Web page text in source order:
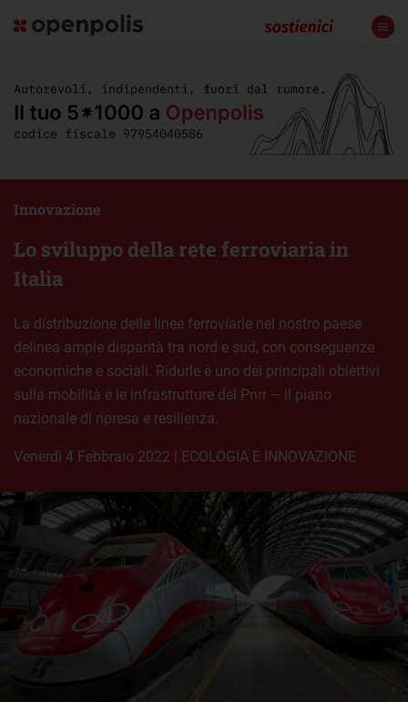
Lo sviluppo della rete ferroviaria in
Italia
Innovazione
La distribuzione delle linee ferroviarie nel nostro paese
delinea ampie disparità tra nord e sud, con conseguenze
economiche e sociali. Ridurle è uno dei principali obiettivi
sulla mobilità e le infrastrutture del Pnrr – il piano
nazionale di ripresa e resilienza.
venerdì 4 Febbraio 2022 | ECOLOGIA E INNOVAZIONE